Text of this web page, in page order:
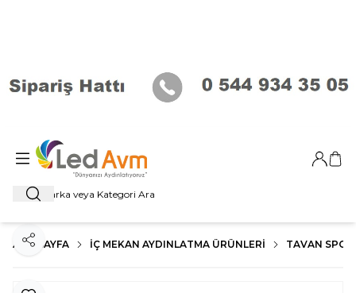
Ara
Giriş
ANA SAYFA İÇ MEKAN AYDINLATMA ÜRÜNLERI TAVAN SPOT
Paylaş